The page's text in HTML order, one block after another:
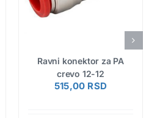
Ravni konektor za PA
crevo 12-12
515,00 RSD